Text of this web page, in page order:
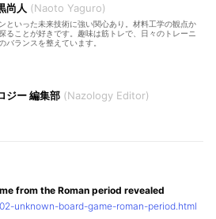
尚人 Naoto Yaguro
といった未来技術に強い関心あり。材料工学の観点か
ることが好きです。趣味は筋トレで、日々のトレーニ
バランスを整えています。
ジー 編集部 Nazology Editor
from the Roman period revealed
unknown-board-game-roman-period.html